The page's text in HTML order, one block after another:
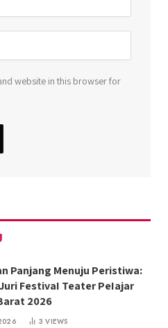
website in this browser for
Panjang Menuju Peristiwa:
FestivaI Teater PeIajar
2026
3VIEWS